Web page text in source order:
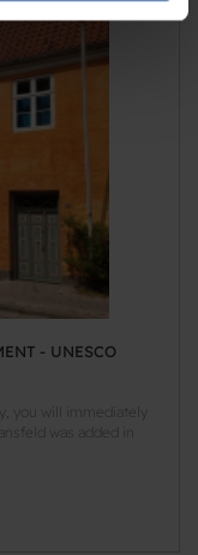
- UNESCO
you will immediately
was added in